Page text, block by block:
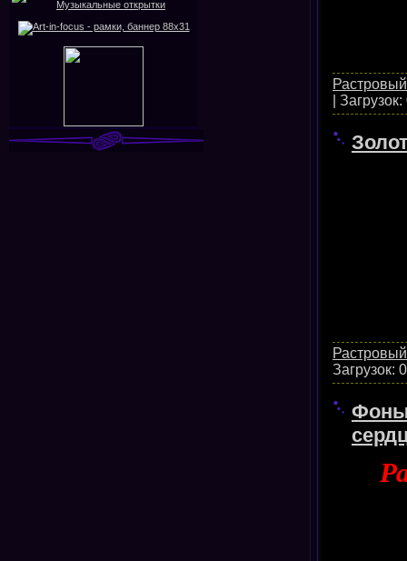
Загрузок:
Загрузок: 0
Фоны